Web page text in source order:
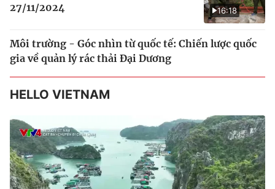
16:18
27/11/2024
Môi trường - Góc nhìn từ quốc tế: Chiến lược quốc
gia về quản lý rác thải Đại Dương
HELLO VIETNAM